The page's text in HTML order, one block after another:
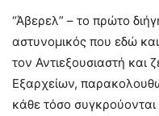
“Άβερελ” – το πρώτο
αστυνομικός που εδώ
τον Αντιεξουσιαστή και
Εξαρχείων,
κάθε τόσο συγκρούονται